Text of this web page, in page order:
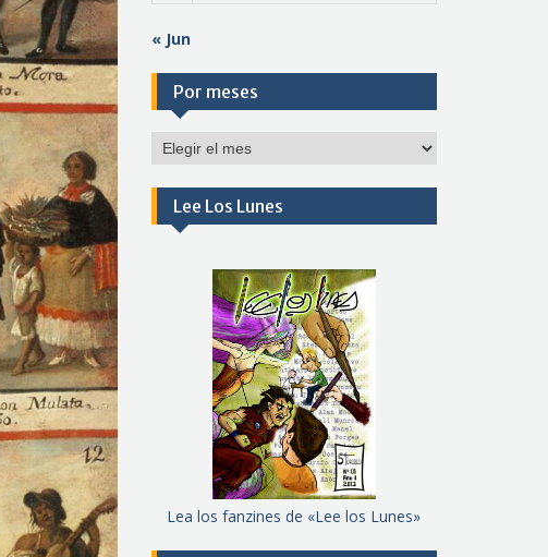
« Jun
Por meses
Por
Lee Los Lunes
Lea los fanzines de «Lee los Lunes»